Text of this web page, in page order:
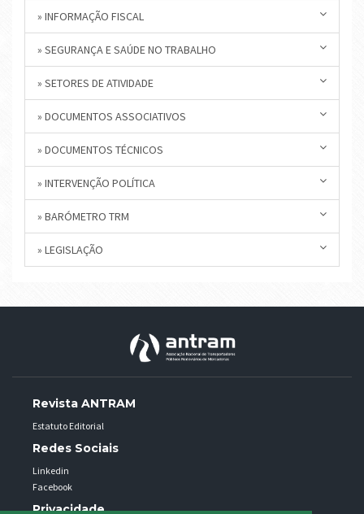
» INFORMAÇÃO FISCAL
» SEGURANÇA E SAÚDE NO TRABALHO
» SETORES DE ATIVIDADE
» DOCUMENTOS ASSOCIATIVOS
» DOCUMENTOS TÉCNICOS
» INTERVENÇÃO POLÍTICA
» BARÓMETRO TRM
» LEGISLAÇÃO
Revista ANTRAM
Estatuto Editorial
Redes Sociais
Linkedin
Facebook
Privacidade